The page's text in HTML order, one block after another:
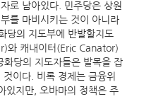
로 남아있다. 민주당은 상원
를 마비시키는 것이 아니라
당의 지도부에 반발할지도
와 캐내이터(Eric Canator)
당의 지도자들은 발목을 잡
이다. 비록 경제는 금융위
있지만, 오바마의 정책은 주